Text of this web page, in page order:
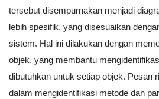
tersebut disempurnakan menjadi
lebih spesifik, yang disesuaikan
sistem. Hal ini dilakukan dengan
objek, yang membantu
dibutuhkan untuk setiap objek. Pesan
dalam mengidentifikasi metode dan